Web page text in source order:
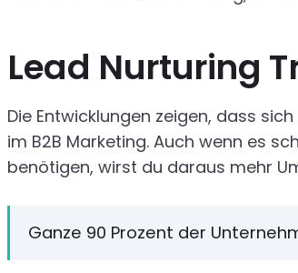
Lead Nurturing
Die Entwicklungen zeigen, dass
im B2B Marketing. Auch wenn es
benötigen, wirst du daraus mehr
Ganze 90 Prozent der